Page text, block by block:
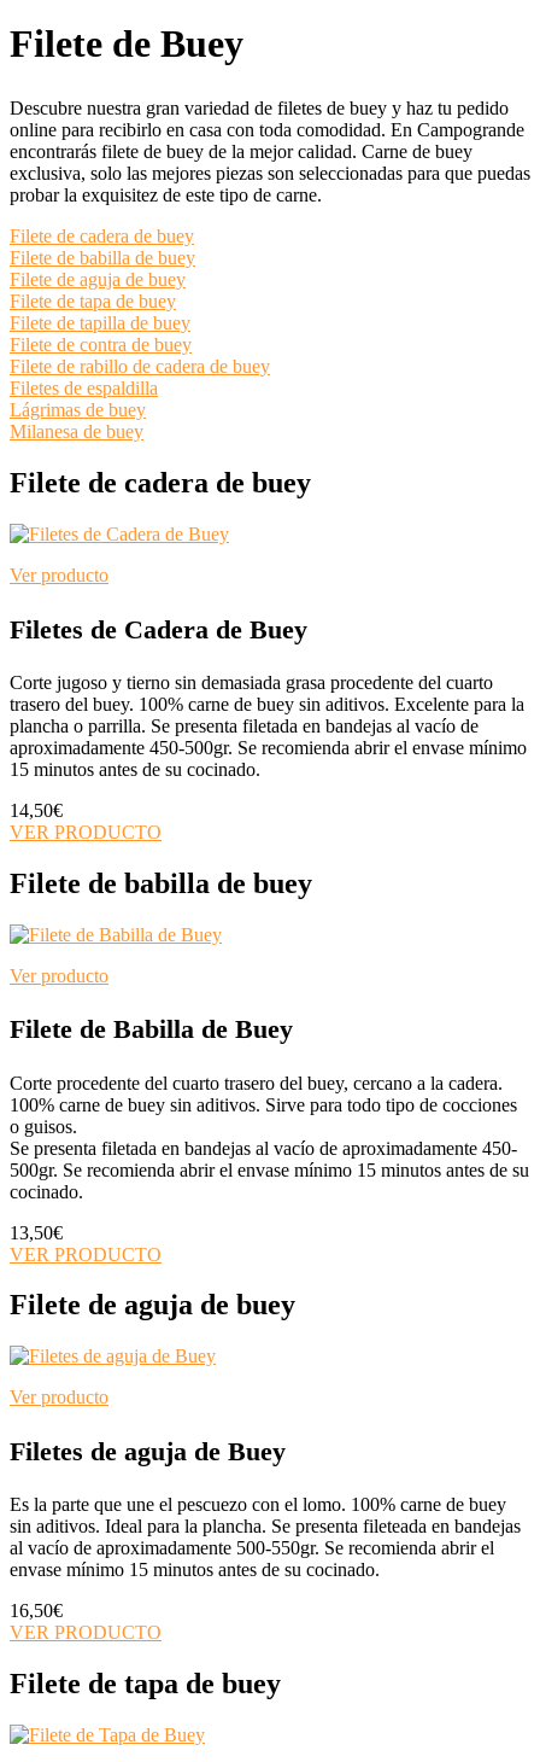
Filete de Buey
Descubre nuestra gran variedad de filetes de buey y haz tu pedido
online para recibirlo en casa con toda comodidad. En Campogrande
encontrarás filete de buey de la mejor calidad. Carne de buey
exclusiva, solo las mejores piezas son seleccionadas para que puedas
probar la exquisitez de este tipo de carne.
Filete de cadera de buey
Filete de babilla de buey
Filete de aguja de buey
Filete de tapa de buey
Filete de tapilla de buey
Filete de contra de buey
Filete de rabillo de cadera de buey
Filetes de espaldilla
Lágrimas de buey
Milanesa de buey
Filete de cadera de buey
Ver producto
Filetes de Cadera de Buey
Corte jugoso y tierno sin demasiada grasa procedente del cuarto
trasero del buey. 100% carne de buey sin aditivos. Excelente para la
plancha o parrilla. Se presenta filetada en bandejas al vacío de
aproximadamente 450-500gr. Se recomienda abrir el envase mínimo
15 minutos antes de su cocinado.
14,50€
VER PRODUCTO
Filete de babilla de buey
Ver producto
Filete de Babilla de Buey
Corte procedente del cuarto trasero del buey, cercano a la cadera.
100% carne de buey sin aditivos. Sirve para todo tipo de cocciones
o guisos.
Se presenta filetada en bandejas al vacío de aproximadamente 450-
500gr. Se recomienda abrir el envase mínimo 15 minutos antes de su
cocinado.
13,50€
VER PRODUCTO
Filete de aguja de buey
Ver producto
Filetes de aguja de Buey
Es la parte que une el pescuezo con el lomo. 100% carne de buey
sin aditivos. Ideal para la plancha. Se presenta fileteada en bandejas
al vacío de aproximadamente 500-550gr. Se recomienda abrir el
envase mínimo 15 minutos antes de su cocinado.
16,50€
VER PRODUCTO
Filete de tapa de buey